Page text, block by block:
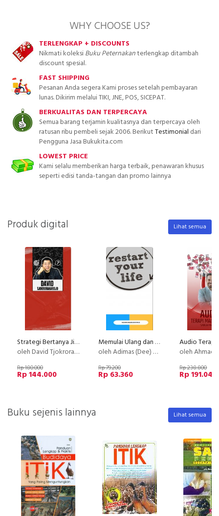
WHY CHOOSE US?
TERLENGKAP + DISCOUNTS
Nikmati koleksiBuku Peternakanterlengkap ditambah
discount spesial.
FAST SHIPPING
Pesanan Anda segera Kami proses setelah pembayaran
lunas. Dikirim melalui TIKI, JNE, POS, SICEPAT.
BERKUALITAS DAN TERPERCAYA
Semua barang terjamin kualitasnya dan terpercaya oleh
ratusan ribu pembeli sejak 2006. BerikutTestimonial dari
Pengguna Jasa Bukukita.com
LOWEST PRICE
Kami selalu memberikan harga terbaik, penawaran khusus
seperti edisi tanda-tangan dan promo lainnya
Produk digital Lihat semua
Strategi Bertanya Jitu
oleh David Tjokrorahardjo
Rp 180.000
Rp 144.000
Memulai Ulang dan Merancang Kembali Hidup Anda.
oleh Adimas (Dee) Wirajayanagara (Lesmana)
Rp 79.200
Rp 63.360
oleh Ahmad
Rp 238.800
Rp 191.040
Buku sejenis lainnya Lihat semua